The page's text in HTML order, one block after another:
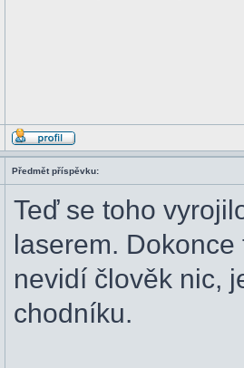
Předmět příspěvku:
Teď se toho
laserem.
nevidí člověk nic,
chodníku.